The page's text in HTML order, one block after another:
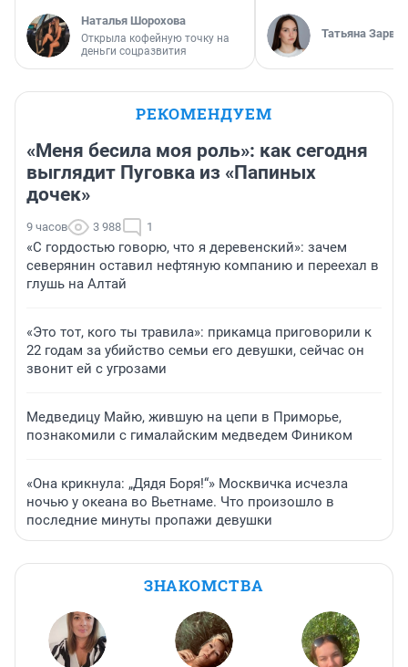
Наталья Шорохова
Открыла кофейную точку на
деньги соцразвития
Татьяна Зарва
РЕКОМЕНДУЕМ
«Меня бесила моя роль»: как сегодня
выглядит Пуговка из «Папиных
дочек»
9 часов 3 988 1
«С гордостью говорю, что я деревенский»: зачем
северянин оставил нефтяную компанию и переехал в
глушь на Алтай
«Это тот, кого ты травила»: прикамца приговорили к
22 годам за убийство семьи его девушки, сейчас он
звонит ей с угрозами
Медведицу Майю, жившую на цепи в Приморье,
познакомили с гималайским медведем Фиником
«Она крикнула: „Дядя Боря!“» Москвичка исчезла
ночью у океана во Вьетнаме. Что произошло в
последние минуты пропажи девушки
ЗНАКОМСТВА